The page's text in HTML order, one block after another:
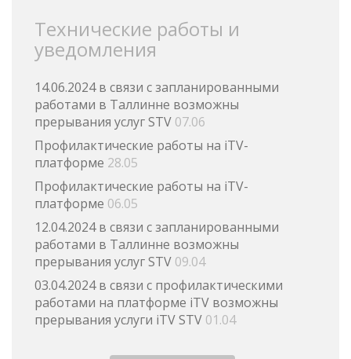
Технические работы и
уведомления
14.06.2024 в связи с запланированными
работами в Таллинне возможны
прерывания услуг STV 07.06
Профилактические работы на iTV-
платформе 28.05
Профилактические работы на iTV-
платформе 06.05
12.04.2024 в связи с запланированными
работами в Таллинне возможны
прерывания услуг STV 09.04
03.04.2024 в связи с профилактическими
работами на платформе iTV возможны
прерывания услуги iTV STV 01.04